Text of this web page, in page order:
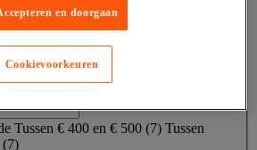
Tussen € 200 en € 300
Tussen € 400 en € 500 (7) Tussen
(7)
en doorgaan
Cookievoorkeuren